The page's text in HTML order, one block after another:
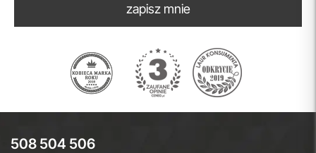
zapisz mnie
508 504 506